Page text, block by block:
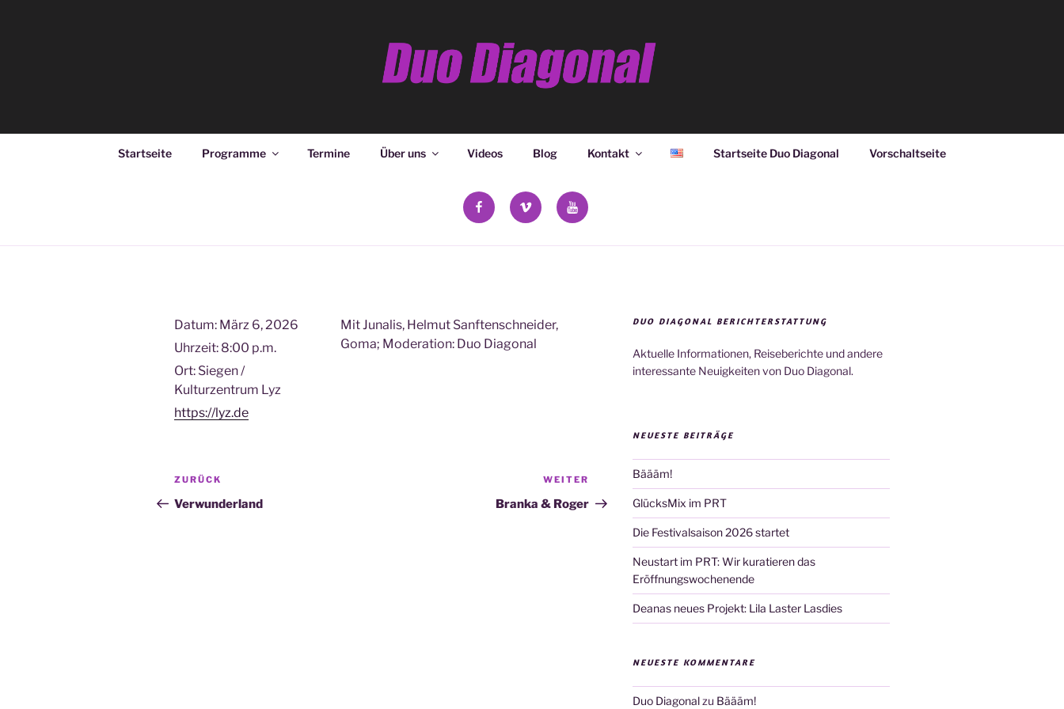
Startseite Programme Termine Über uns Videos Blog Kontakt Startseite Duo Diagonal Vorschaltseite
facebookvimeo YouTube
Datum: März 6, 2026
Uhrzeit: 8:00 p.m.
Ort: Siegen /
Kulturzentrum Lyz
https://lyz.de
Mit Junalis, Helmut Sanftenschneider,
Goma; Moderation: Duo Diagonal
Beitragsnavigation
Vorheriger
Beitrag
ZURÜCK
Verwunderland
Nächster
Beitrag
WEITER
Branka & Roger
DUO DIAGONAL BERICHTERSTATTUNG
Aktuelle Informationen, Reiseberichte und andere
interessante Neuigkeiten von Duo Diagonal.
NEUESTE BEITRÄGE
Bäääm!
GlücksMix im PRT
Die Festivalsaison 2026 startet
Neustart im PRT: Wir kuratieren das
Eröffnungswochenende
Deanas neues Projekt: Lila Laster Lasdies
NEUESTE KOMMENTARE
Duo Diagonalzu Bäääm!